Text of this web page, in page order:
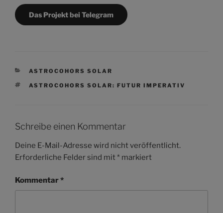
Das Projekt bei Telegram
KATEGORIEN
ASTROCOHORS SOLAR
SCHLAGWÖRTER
ASTROCOHORS SOLAR: FUTUR IMPERATIV
Schreibe einen Kommentar
Deine E-Mail-Adresse wird nicht veröffentlicht.
Erforderliche Felder sind mit* markiert
Kommentar*